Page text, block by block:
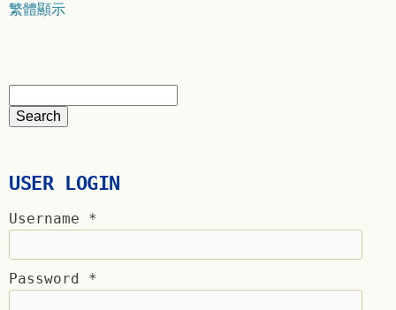
繁體顯示
USER LOGIN
Username *
Password *